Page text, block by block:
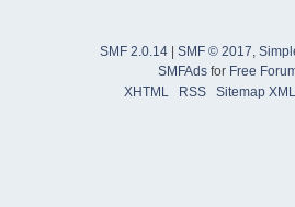
SMF 2.0.14 SMF © 2017,
SMFAdsfor Free
XHTML
RSS Sitemap XML